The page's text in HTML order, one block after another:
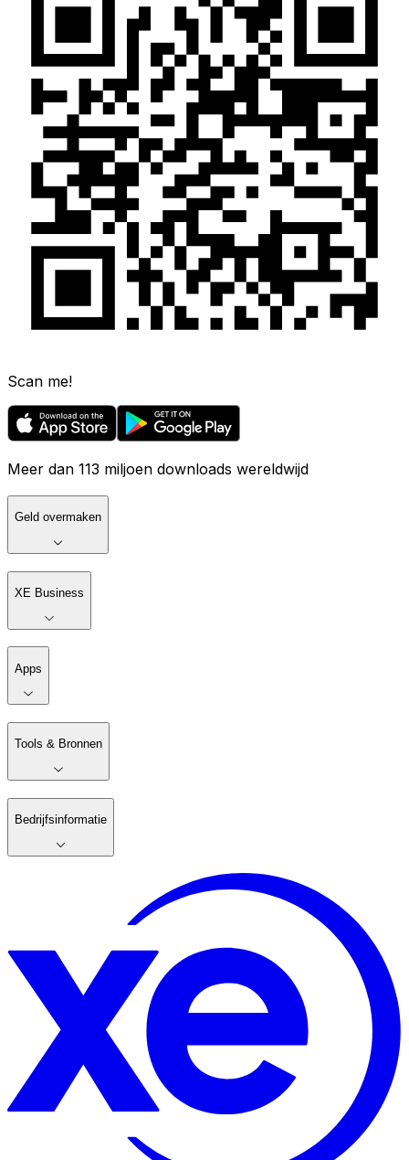
Scan me!
Meer dan 113 miljoen downloads wereldwijd
Geld overmaken
XE Business
Apps
Tools & Bronnen
Bedrijfsinformatie